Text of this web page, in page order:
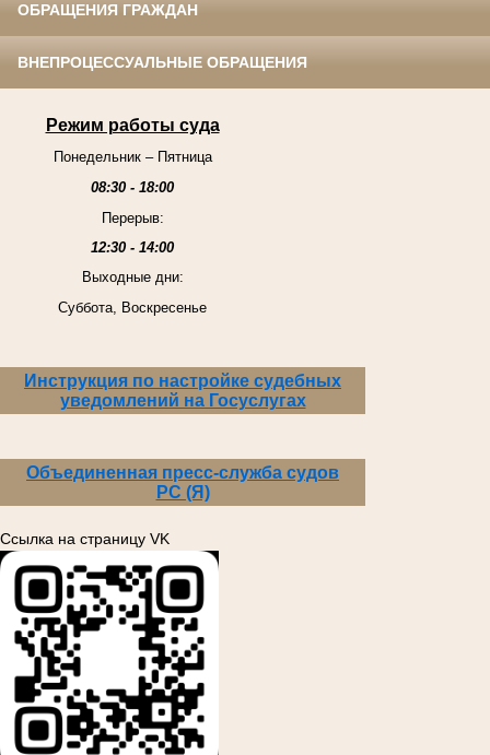
ОБРАЩЕНИЯ ГРАЖДАН
ВНЕПРОЦЕССУАЛЬНЫЕ ОБРАЩЕНИЯ
Режим работы суда
Понедельник – Пятница
08:30 - 18:00
Перерыв:
12:30 - 14:00
Выходные дни:
Суббота, Воскресенье
Инструкция по настройке судебных
уведомлений на Госуслугах
Объединенная пресс-служба судов
РС (Я)
Ссылка на страницу VK